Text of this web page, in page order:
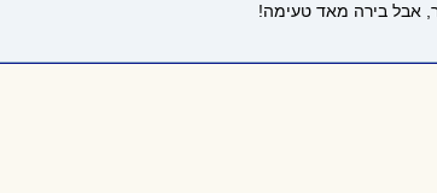
אבל בירה מאד טעימה!